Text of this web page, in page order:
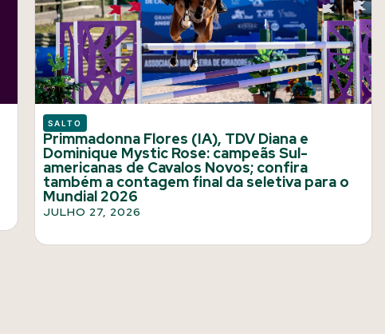
SALTO
Primmadonna Flores (IA), TDV Diana e
Dominique Mystic Rose: campeãs Sul-
americanas de Cavalos Novos; confira
também a contagem final da seletiva para o
Mundial 2026
JULHO 27, 2026